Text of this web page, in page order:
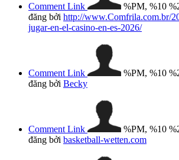
Comment Link
%PM, %10
đăng bởi http://www.Comfrila.com.br/
jugar-en-el-casino-en-es-2026/
Comment Link
%PM, %10
đăng bởi Becky
Comment Link
%PM, %10
đăng bởi basketball-wetten.com